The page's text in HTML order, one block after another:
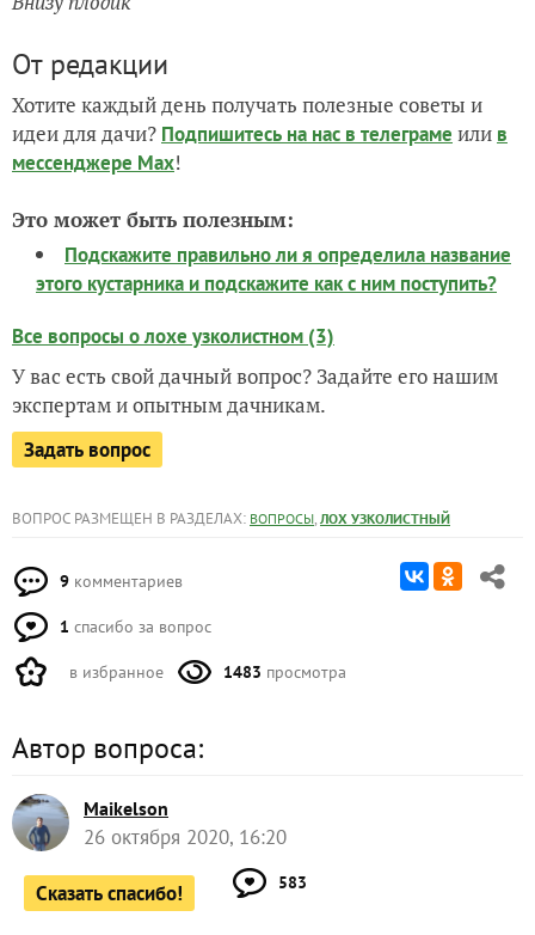
От редакции
Хотите каждый день получать полезные советы и
идеи для дачи? Подпишитесь на нас в телеграме или в
мессенджере Max!
Это может быть полезным:
Подскажите правильно ли я определила название
этого кустарника и подскажите как с ним поступить?
Все вопросы о лохе узколистном (3)
У вас есть свой дачный вопрос? Задайте его нашим
экспертам и опытным дачникам.
Задать вопрос
ВОПРОС РАЗМЕЩЕН В РАЗДЕЛАХ: ВОПРОСЫ, ЛОХ УЗКОЛИСТНЫЙ
9 комментариев
1 спасибо за вопрос
в избранное 1483 просмотра
Автор вопроса:
Maikelson
26 октября 2020, 16:20
Сказать спасибо! 583